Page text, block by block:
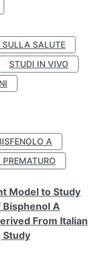
SALUTE
STUDI IN VIVO
A
Model to Study
A
From Italian
Study